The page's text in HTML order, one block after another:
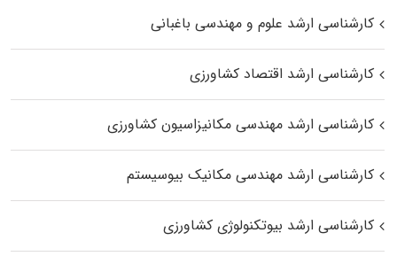
کارشناسی ارشد علوم و مهندسی باغبانی
کارشناسی ارشد اقتصاد کشاورزی
کارشناسی ارشد مهندسی مکانیزاسیون کشاورزی
کارشناسی ارشد مهندسی مکانیک بیوسیستم
کارشناسی ارشد بیوتکنولوژی کشاورزی